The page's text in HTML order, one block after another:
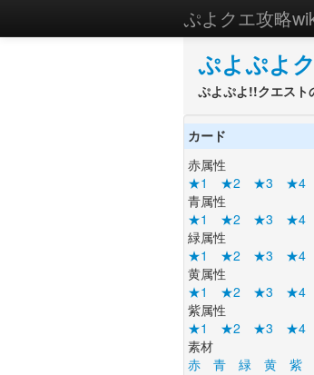
ぷよクエ攻略
ぷよぷよ
ぷよぷよ!!クエスト
カード
赤属性
★1
★2 ★3 ★4
青属性
★1
★2 ★3 ★4
緑属性
★1
★2 ★3 ★4
黄属性
★1
★2 ★3 ★4
紫属性
★1
★2 ★3 ★4
素材
赤
青 緑 黄
紫